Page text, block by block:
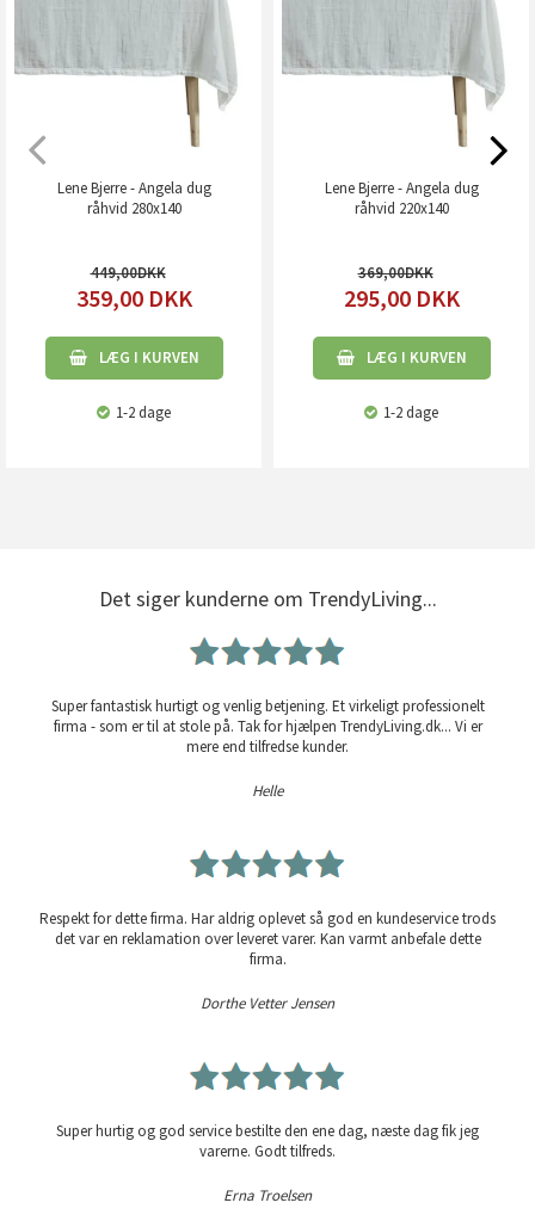
Lene Bjerre - Angela dug
råhvid 280x140
449,00
359,00 DKK
LÆG I KURVEN
1-2 dage
Lene Bjerre - Angela dug
råhvid 220x140
369,00
295,00 DKK
LÆG I KURVEN
1-2 dage
Det siger kunderne om TrendyLiving...
Super fantastisk hurtigt og venlig betjening. Et virkeligt professionelt
firma - som er til at stole på. Tak for hjælpen TrendyLiving.dk... Vi er
mere end tilfredse kunder.
Helle
Respekt for dette firma. Har aldrig oplevet så god en kundeservice trods
det var en reklamation over leveret varer. Kan varmt anbefale dette
firma.
Dorthe Vetter Jensen
Super hurtig og god service bestilte den ene dag, næste dag fik jeg
varerne. Godt tilfreds.
Erna Troelsen